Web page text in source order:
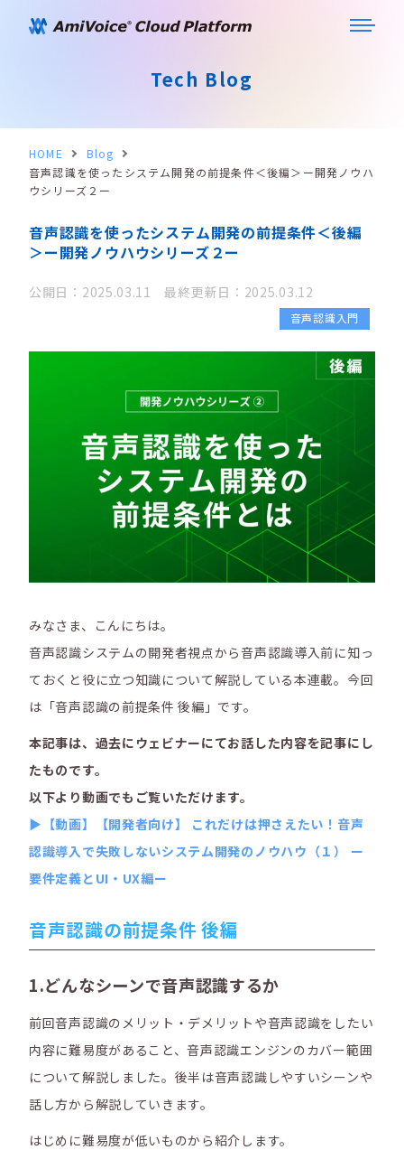
Tech Blog
HOME
Blog
音声認識を使ったシステム開発の前提条件＜後編＞ー開発ノウハ
ウシリーズ２ー
音声認識を使ったシステム開発の前提条件＜後編
＞ー開発ノウハウシリーズ２ー
公開日：2025.03.11 最終更新日：2025.03.12
音声認識入門
みなさま、こんにちは。
音声認識システムの開発者視点から音声認識導入前に知っ
ておくと役に立つ知識について解説している本連載。今回
は「音声認識の前提条件 後編」です。
本記事は、過去にウェビナーにてお話した内容を記事にし
たものです。
以下より動画でもご覧いただけます。
▶【動画】【開発者向け】 これだけは押さえたい！音声
認識導入で失敗しないシステム開発のノウハウ（１） ー
要件定義とUI・UX編ー
音声認識の前提条件 後編
1.どんなシーンで音声認識するか
前回音声認識のメリット・デメリットや音声認識をしたい
内容に難易度があること、音声認識エンジンのカバー範囲
について解説しました。後半は音声認識しやすいシーンや
話し方から解説していきます。
はじめに難易度が低いものから紹介します。